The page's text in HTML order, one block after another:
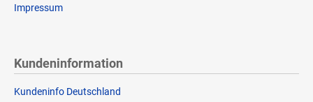
Impressum
Kundeninformation
Kundeninfo Deutschland